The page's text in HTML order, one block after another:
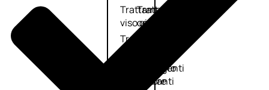
Trattamento
viso giorno
Trattamento
viso notte
Trattamento
viso 24 ore
Trattamento
occhi
Detergenti
trattanti